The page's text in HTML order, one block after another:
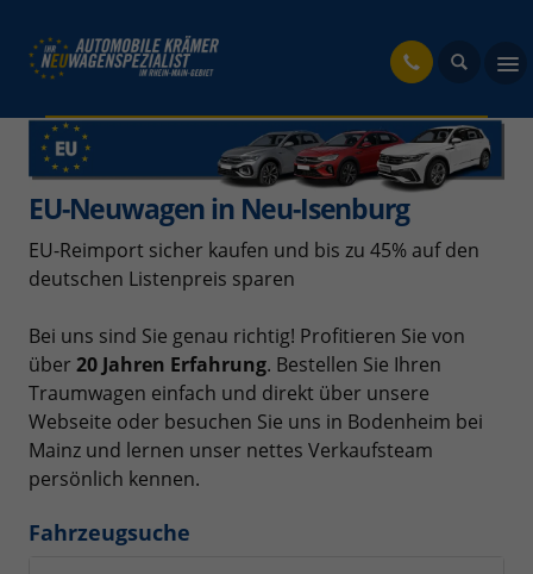
EU-Neuwagen in Neu-Isenburg
EU-Reimport sicher kaufen und bis zu 45% auf den
deutschen Listenpreis sparen
Bei uns sind Sie genau richtig! Profitieren Sie von
über 20 Jahren Erfahrung. Bestellen Sie Ihren
Traumwagen einfach und direkt über unsere
Webseite oder besuchen Sie uns in Bodenheim bei
Mainz und lernen unser nettes Verkaufsteam
persönlich kennen.
Fahrzeugsuche